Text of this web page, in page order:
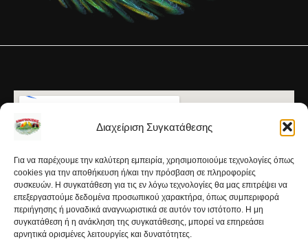
Διαχείριση Συγκατάθεσης
Για να παρέχουμε την καλύτερη εμπειρία, χρησιμοποιούμε τεχνολογίες όπως
cookies για την αποθήκευση ή/και την πρόσβαση σε πληροφορίες
συσκευών. Η συγκατάθεση για τις εν λόγω τεχνολογίες θα μας επιτρέψει να
επεξεργαστούμε δεδομένα προσωπικού χαρακτήρα, όπως συμπεριφορά
περιήγησης ή μοναδικά αναγνωριστικά σε αυτόν τον ιστότοπο. Η μη
συγκατάθεση ή η ανάκληση της συγκατάθεσης, μπορεί να επηρεάσει
αρνητικά ορισμένες λειτουργίες και δυνατότητες.